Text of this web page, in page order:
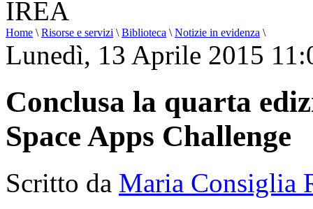
Home \ Risorse e servizi \ Biblioteca \ Notizie in evidenza \
Lunedì, 13 Aprile 2015
Conclusa la quarta
Space Apps Challenge
Scritto da Maria Consiglia